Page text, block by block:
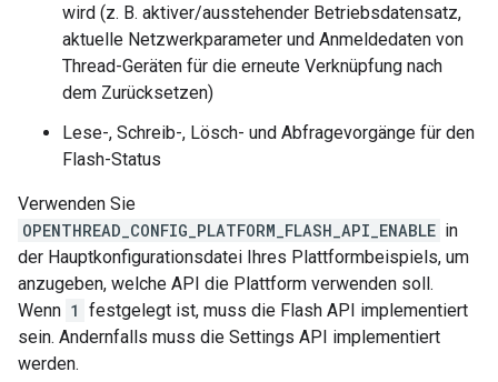
wird (z. B. aktiver/ausstehender Betriebsdatensatz,
aktuelle Netzwerkparameter und Anmeldedaten von
Thread-Geräten für die erneute Verknüpfung nach
dem Zurücksetzen)
Lese-, Schreib-, Lösch- und Abfragevorgänge für den
Flash-Status
Verwenden Sie
OPENTHREAD_CONFIG_PLATFORM_FLASH_API_ENABLE in
der Hauptkonfigurationsdatei Ihres Plattformbeispiels, um
anzugeben, welche API die Plattform verwenden soll.
Wenn 1 festgelegt ist, muss die Flash API implementiert
sein. Andernfalls muss die Settings API implementiert
werden.